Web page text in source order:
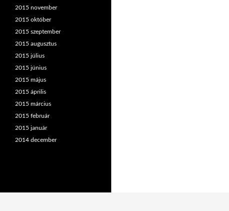
2015 november
2015 október
2015 szeptember
2015 augusztus
2015 július
2015 június
2015 május
2015 április
2015 március
2015 február
2015 január
2014 december